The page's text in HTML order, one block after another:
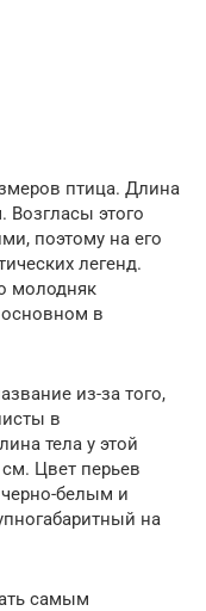
птица. Длина
Возгласы этого
поэтому на его
легенд.
молодняк
основном в
из-за того,
в
тела у этой
Цвет перьев
белым и
на
самым